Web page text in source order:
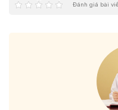
Đánh giá bài